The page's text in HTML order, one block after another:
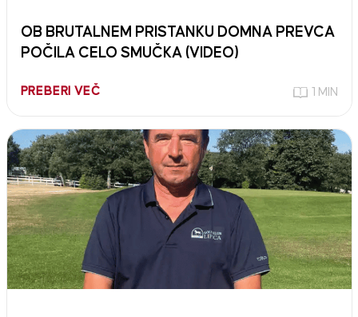
OB BRUTALNEM PRISTANKU DOMNA PREVCA
POČILA CELO SMUČKA (VIDEO)
PREBERI VEČ 1 MIN